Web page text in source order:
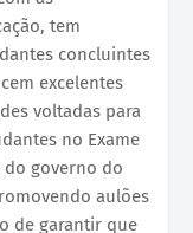
tem
concluintes
excelentes
voltadas para
no Exame
governo do
aulões
de garantir que